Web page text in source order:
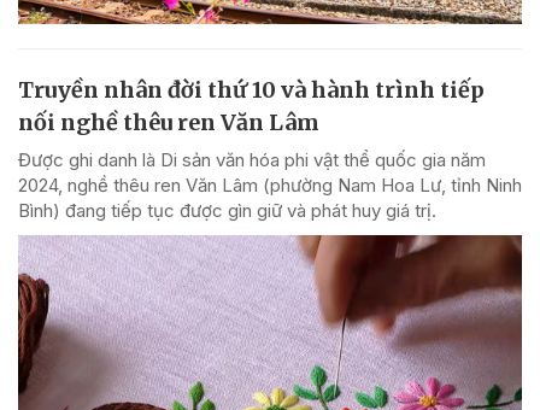
Truyền nhân đời thứ 10 và hành trình tiếp
nối nghề thêu ren Văn Lâm
Được ghi danh là Di sản văn hóa phi vật thể quốc gia năm
2024, nghề thêu ren Văn Lâm (phường Nam Hoa Lư, tỉnh Ninh
Bình) đang tiếp tục được gìn giữ và phát huy giá trị.